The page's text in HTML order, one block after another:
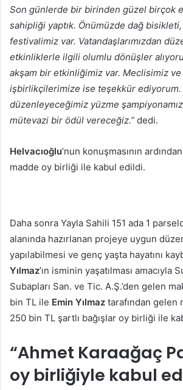
Son günlerde bir birinden güzel birçok
sahipliği yaptık. Önümüzde dağ
festivalimiz var. Vatandaşlarımızdan
etkinliklerle ilgili olumlu dönüşler
akşam bir etkinliğimiz var. Meclisimiz
işbirlikçilerimize ise teşekkür
düzenleyeceğimiz yüzme
mütevazi bir ödül vereceğiz.” dedi.
Helvacıoğlu’nun konuşmasının
madde oy birliği ile kabul edildi.
Daha sonra Yayla Sahili 151 ada 1
alanında hazırlanan projeye uygun
yapılabilmesi ve genç yaşta hayatını
Yılmaz’ın isminin yaşatılması amacıyla
Subapları San. ve Tic. A.Ş.’den gelen
bin TL ile Emin Yılmaz tarafından gelen
250 bin TL şartlı bağışlar oy birliği ile
“Ahmet Karaağaç
oy birliğiyle kabul